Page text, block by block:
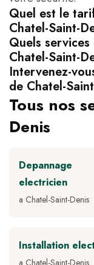
Quel est le
Chatel-Saint-
Quels
Chatel-Saint-
Intervenez-
de Chatel-
Tous nos
Denis
Depannage
electricien
a Chatel-Saint-Denis
Installation